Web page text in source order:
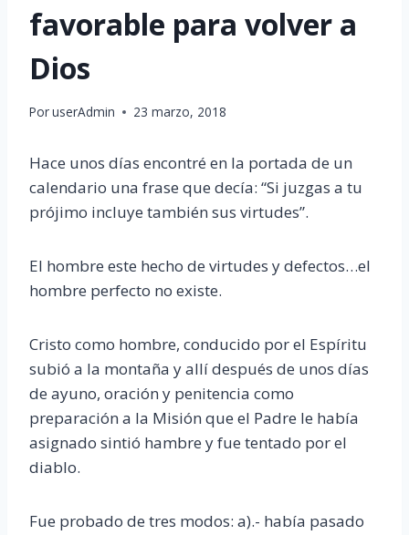
favorable para volver a
Dios
PoruserAdmin 23 marzo, 2018
Hace unos días encontré en la portada de un
calendario una frase que decía: “Si juzgas a tu
prójimo incluye también sus virtudes”.
El hombre este hecho de virtudes y defectos…el
hombre perfecto no existe.
Cristo como hombre, conducido por el Espíritu
subió a la montaña y allí después de unos días
de ayuno, oración y penitencia como
preparación a la Misión que el Padre le había
asignado sintió hambre y fue tentado por el
diablo.
Fue probado de tres modos: a).- había pasado